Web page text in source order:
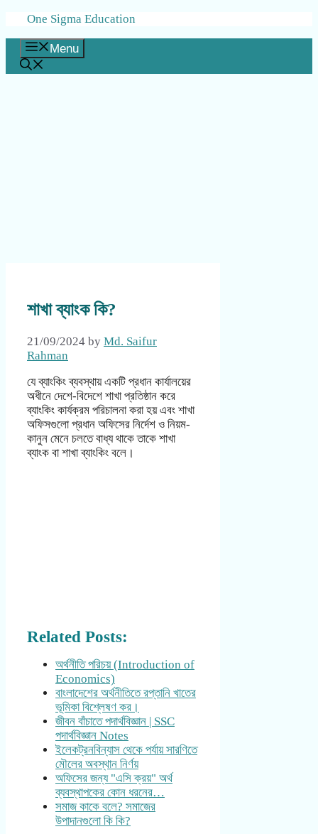
Skip
content
One Sigma Education
Menu
শাখা ব্যাংক কি?
21/09/2024 by Md. Saifur
Rahman
যে ব্যাংকিং ব্যবস্থায় একটি প্রধান কার্যালয়ের
অধীনে দেশে-বিদেশে শাখা প্রতিষ্ঠান করে
ব্যাংকিং কার্যক্রম পরিচালনা করা হয় এবং শাখা
অফিসগুলো প্রধান অফিসের নির্দেশ ও নিয়ম-
কানুন মেনে চলতে বাধ্য থাকে তাকে শাখা
ব্যাংক বা শাখা ব্যাংকিং বলে।
Related Posts:
অর্থনীতি পরিচয় (Introduction of
Economics)
বাংলাদেশের অর্থনীতিতে রপ্তানি খাতের
ভূমিকা বিশ্লেষণ কর।
জীবন বাঁচাতে পদার্থবিজ্ঞান | SSC
পদার্থবিজ্ঞান Notes
ইলেকট্রনবিন্যাস থেকে পর্যায় সারণিতে
মৌলের অবস্থান নির্ণয়
অফিসের জন্য "এসি ক্রয়" অর্থ
ব্যবস্থাপকের কোন ধরনের…
সমাজ কাকে বলে? সমাজের
উপাদানগুলো কি কি?